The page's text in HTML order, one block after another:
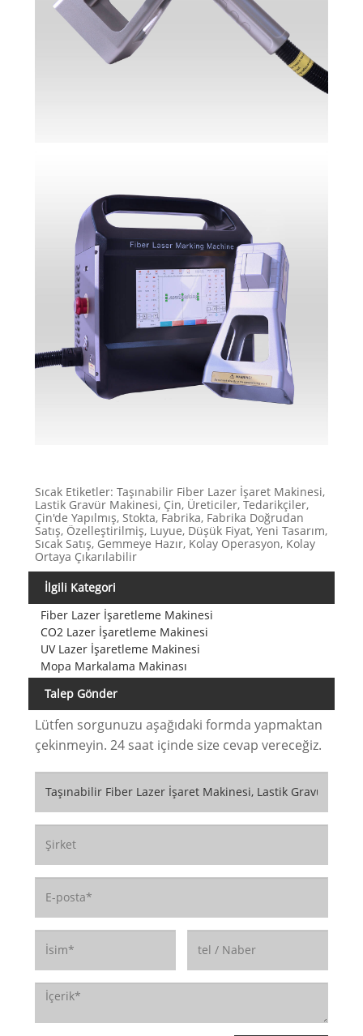
Sıcak Etiketler: Taşınabilir Fiber Lazer İşaret Makinesi,
Lastik Gravür Makinesi, Çin, Üreticiler, Tedarikçiler,
Çin'de Yapılmış, Stokta, Fabrika, Fabrika Doğrudan
Satış, Özelleştirilmiş, Luyue, Düşük Fiyat, Yeni Tasarım,
Sıcak Satış, Gemmeye Hazır, Kolay Operasyon, Kolay
Ortaya Çıkarılabilir
İlgili Kategori
Fiber Lazer İşaretleme Makinesi
CO2 Lazer İşaretleme Makinesi
UV Lazer İşaretleme Makinesi
Mopa Markalama Makinası
Talep Gönder
Lütfen sorgunuzu aşağıdaki formda yapmaktan
çekinmeyin. 24 saat içinde size cevap vereceğiz.